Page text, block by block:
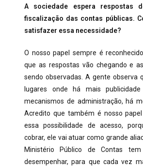
A sociedade espera respostas
fiscalização das contas públicas.
satisfazer essa necessidade?
O nosso papel sempre é
que as respostas vão chegando e
sendo observadas. A gente observa
lugares onde há mais
mecanismos de administração, há
Acredito que também é nosso
essa possibilidade de acesso,
cobrar, ele vai atuar como grande
Ministério Público de Contas
desempenhar, para que cada vez